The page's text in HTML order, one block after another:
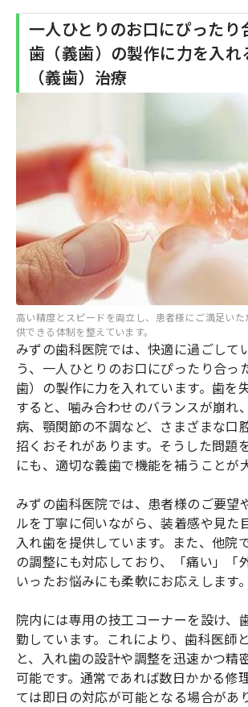
一人ひとりのお口にぴったり
歯（義歯）の製作に力を入れ
（義歯）治療
高い精度とスピードを両立し、患者様にご満足い
供できる体制を整えています。
みずの歯科医院では、快適に過ごして
う、一人ひとりのお口にぴったり合っ
歯）の製作に力を入れています。歯を
すると、噛み合わせのバランスが崩れ
病、顎関節の不調など、さまざまな口
招くおそれがあります。そうした問題
にも、適切な義歯で機能を補うことが
みずの歯科医院では、患者様のご要望
ルを丁寧に伺いながら、装着感や見た
入れ歯を提供しています。また、他院
の調整にも対応しており、「痛い」「
いったお悩みにも柔軟にお応えします。
院内には専用の技工コーナーを設け、
勤しています。これにより、歯科医師
と、入れ歯の設計や調整を迅速かつ精
可能です。通常であれば数日かかる修
ては即日の対応が可能となる場合があ